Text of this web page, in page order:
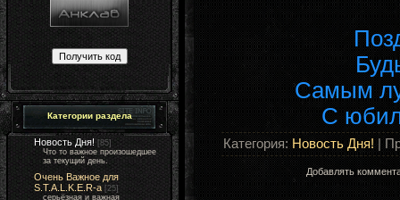
Категории раздела
Новость Дня! [85]
Что то важное произошедшее
за текущий день.
Очень Важное для
S.T.A.L.K.E.R-а [25]
серьёзная и важная
Самым
С
Категория: Новость Дня! |
Добавлять